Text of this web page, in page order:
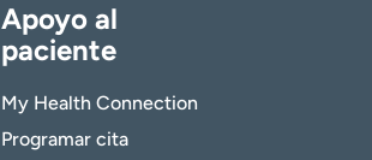
Apoyo al
paciente
My Health Connection
Programar cita